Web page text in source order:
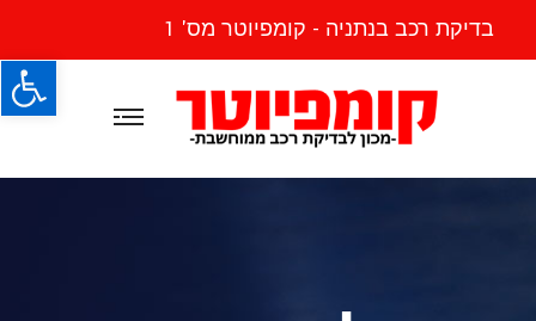
בדיקת רכב בנתניה - קומפיוטר מס' 1